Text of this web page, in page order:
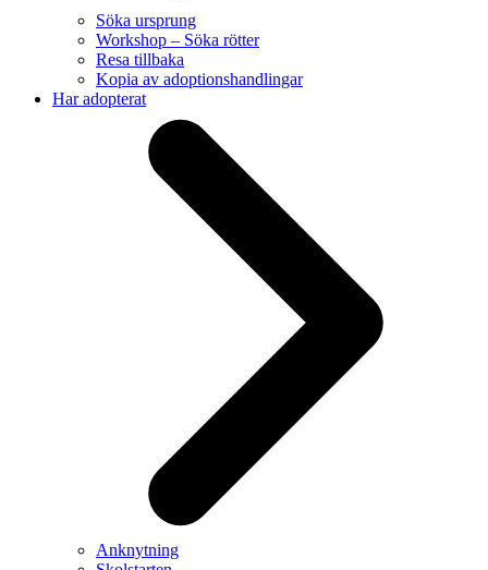
Söka ursprung
Workshop – Söka rötter
Resa tillbaka
Kopia av adoptionshandlingar
Har adopterat
Anknytning